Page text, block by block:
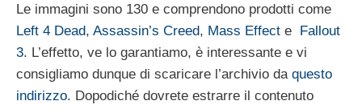
Le immagini sono 130 e comprendono prodotti come
Left 4 Dead, Assassin’s Creed, Mass Effect e
Fallout
3. L’effetto, ve lo garantiamo, è interessante e vi
consigliamo dunque di scaricare l’archivio da questo
indirizzo. Dopodiché dovrete estrarre il contenuto